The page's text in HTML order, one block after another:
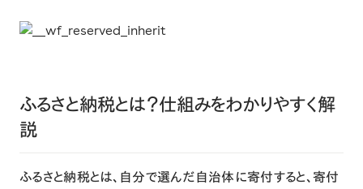
ふるさと納税とは？仕組みをわかりやすく解
説
ふるさと納税とは、自分で選んだ自治体に寄付すると、寄付